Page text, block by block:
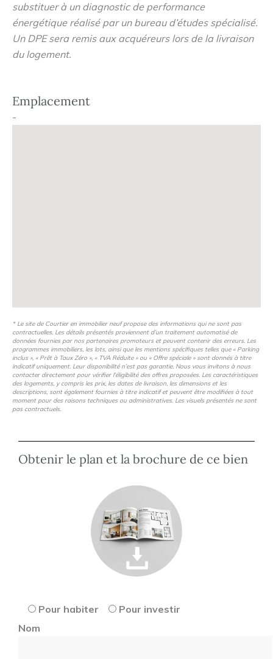
substituer à un diagnostic de performance
énergétique réalisé par un bureau d’études spécialisé.
Un DPE sera remis aux acquéreurs lors de la livraison
du logement.
Emplacement
-
* Le site de Courtier en immobilier neuf propose des informations qui ne sont pas
contractuelles. Les détails présentés proviennent d’un traitement automatisé de
données fournies par nos partenaires promoteurs et peuvent contenir des erreurs. Les
programmes immobiliers, les lots, ainsi que les mentions spécifiques telles que « Parking
inclus », « Prêt à Taux Zéro », « TVA Réduite » ou « Offre spéciale » sont donnés à titre
indicatif uniquement. Leur disponibilité n’est pas garantie. Nous vous invitons à nous
contacter directement pour vérifier l’éligibilité des offres proposées. Les caractéristiques
des logements, y compris les prix, les dates de livraison, les dimensions et les
descriptions, sont également fournies à titre indicatif et peuvent être modifiées à tout
moment pour des raisons techniques ou administratives. Les visuels présentés ne sont
pas contractuels.
Obtenir le plan et la brochure de ce bien
Pour habiter
Pour investir
Nom